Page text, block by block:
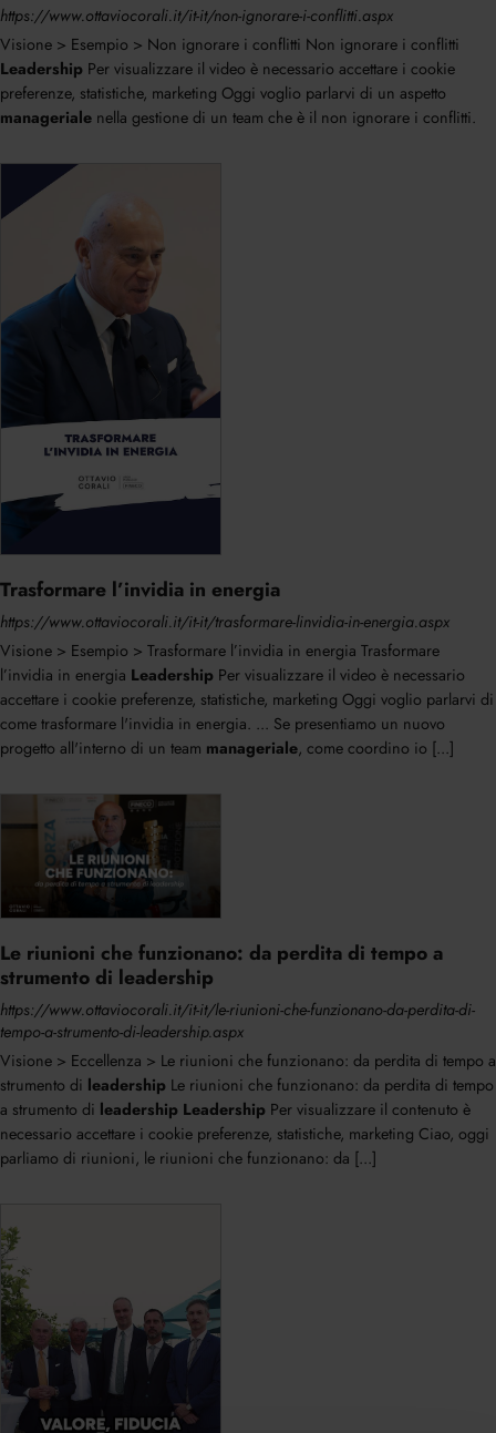
https://www.ottaviocorali.it/it-it/non-ignorare-i-conflitti.aspx
Visione > Esempio > Non ignorare i conflitti Non ignorare i conflitti
Leadership Per visualizzare il video è necessario accettare i cookie
preferenze, statistiche, marketing Oggi voglio parlarvi di un aspetto
manageriale nella gestione di un team che è il non ignorare i conflitti.
Trasformare l’invidia in energia
https://www.ottaviocorali.it/it-it/trasformare-linvidia-in-energia.aspx
Visione > Esempio > Trasformare l’invidia in energia Trasformare
l’invidia in energia Leadership Per visualizzare il video è necessario
accettare i cookie preferenze, statistiche, marketing Oggi voglio parlarvi di
come trasformare l'invidia in energia. ... Se presentiamo un nuovo
progetto all'interno di un team manageriale, come coordino io [...]
Le riunioni che funzionano: da perdita di tempo a
strumento di leadership
https://www.ottaviocorali.it/it-it/le-riunioni-che-funzionano-da-perdita-di-
tempo-a-strumento-di-leadership.aspx
Visione > Eccellenza > Le riunioni che funzionano: da perdita di tempo a
strumento di leadership Le riunioni che funzionano: da perdita di tempo
a strumento di leadership Leadership Per visualizzare il contenuto è
necessario accettare i cookie preferenze, statistiche, marketing Ciao, oggi
parliamo di riunioni, le riunioni che funzionano: da [...]